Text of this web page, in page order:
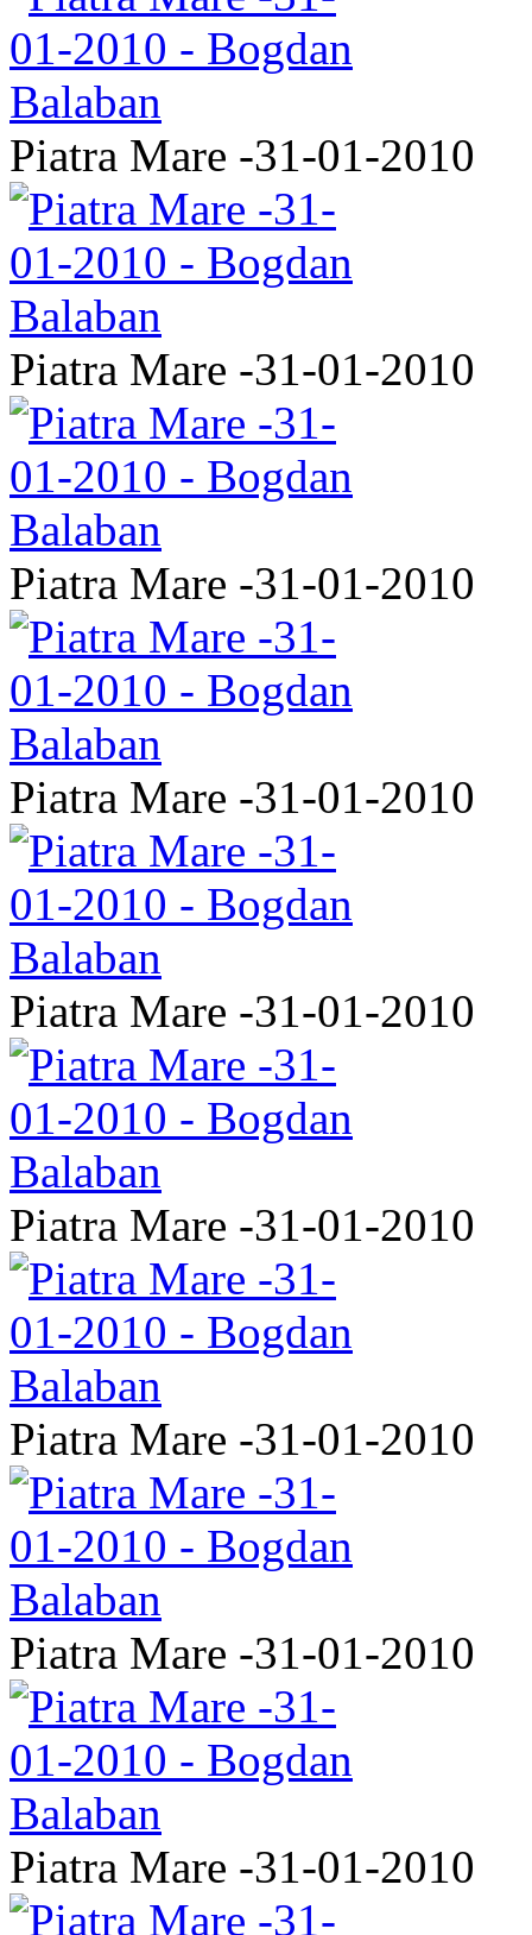
Piatra Mare -31-01-2010
Piatra Mare -31-01-2010
Piatra Mare -31-01-2010
Piatra Mare -31-01-2010
Piatra Mare -31-01-2010
Piatra Mare -31-01-2010
Piatra Mare -31-01-2010
Piatra Mare -31-01-2010
Piatra Mare -31-01-2010